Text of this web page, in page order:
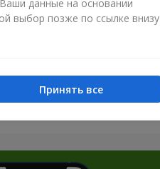
данные на основании
выбор позже по ссылке внизу
Принять все